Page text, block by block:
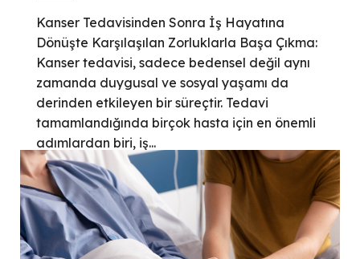
Kanser Tedavisinden Sonra İş Hayatına
Dönüşte Karşılaşılan Zorluklarla Başa Çıkma:
Kanser tedavisi, sadece bedensel değil aynı
zamanda duygusal ve sosyal yaşamı da
derinden etkileyen bir süreçtir. Tedavi
tamamlandığında birçok hasta için en önemli
adımlardan biri, iş...